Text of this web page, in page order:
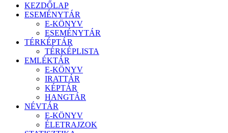
KEZDŐLAP
ESEMÉNYTÁR
E-KÖNYV
ESEMÉNYTÁR
TÉRKÉPTÁR
TÉRKÉPLISTA
EMLÉKTÁR
E-KÖNYV
IRATTÁR
KÉPTÁR
HANGTÁR
NÉVTÁR
E-KÖNYV
ÉLETRAJZOK